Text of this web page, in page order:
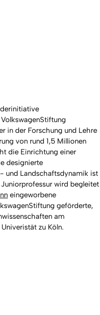
in der Forschung und Lehre
von rund 1,5 Millionen
die Einrichtung einer
designierte
und Landschaftsdynamik ist
wird begleitet
eingeworbene
geförderte,
am
zu Köln.